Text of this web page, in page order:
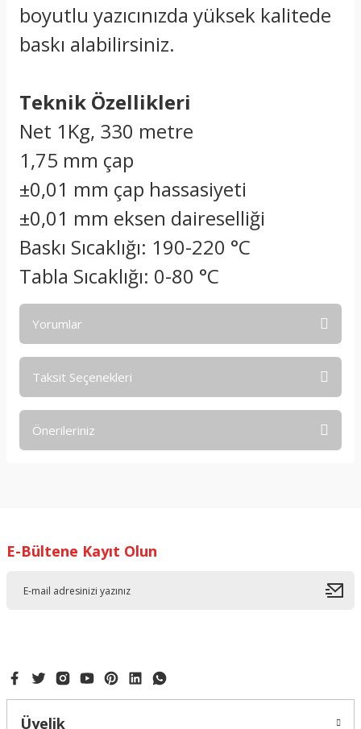
boyutlu yazıcınızda yüksek kalitede
baskı alabilirsiniz.
Teknik Özellikleri
Net 1Kg, 330 metre
1,75 mm çap
±0,01 mm çap hassasiyeti
±0,01 mm eksen daireselliği
Baskı Sıcaklığı: 190-220 °C
Tabla Sıcaklığı: 0-80 °C
Yorumlar
Taksit Seçenekleri
Önerileriniz
Ürün resmi kalitesiz, bozuk veya görüntülenemiyor.
E-Bültene Kayıt Olun
Üyelik